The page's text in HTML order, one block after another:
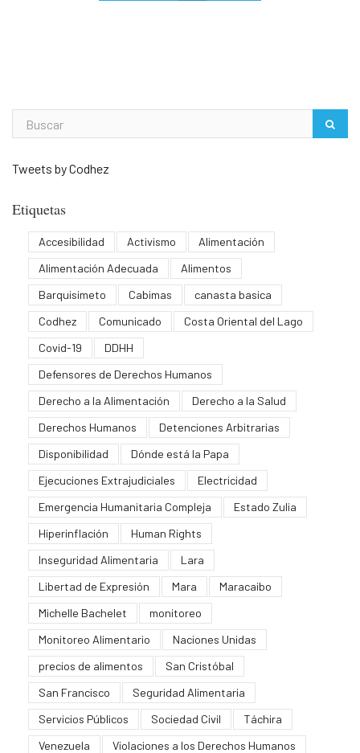
Tweets by Codhez
Etiquetas
Accesibilidad Activismo
Alimentación
Alimentación Adecuada
Alimentos
Barquisimeto
Cabimas
canasta basica
Codhez
Comunicado
Costa Oriental del Lago
Covid-19
DDHH
Defensores de Derechos Humanos
Derecho a la Alimentación
Derecho a la Salud
Derechos Humanos
Detenciones Arbitrarias
Disponibilidad
Dónde está la Papa
Ejecuciones Extrajudiciales
Electricidad
Emergencia Humanitaria Compleja
Estado Zulia
Hiperinflación
Human Rights
Inseguridad Alimentaria
Lara
Libertad de Expresión
Mara
Maracaibo
Michelle Bachelet
monitoreo
Monitoreo Alimentario
Naciones Unidas
precios de alimentos
San Cristóbal
San Francisco
Seguridad Alimentaria
Servicios Públicos
Sociedad Civil
Táchira
Venezuela
Violaciones a los Derechos Humanos